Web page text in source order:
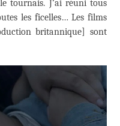
tournais. J’ai réuni tous
les ficelles… Les films
britannique] sont